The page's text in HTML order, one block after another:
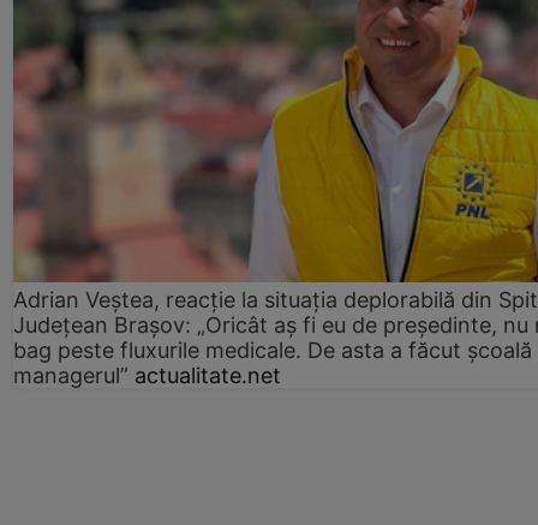
Adrian Veștea, reacție la situația deplorabilă din
Județean Brașov: „Oricât aș fi eu de președinte, nu
bag peste fluxurile medicale. De asta a făcut școală
managerul” actualitate.net